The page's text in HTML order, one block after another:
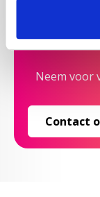
Neem voor
Contact